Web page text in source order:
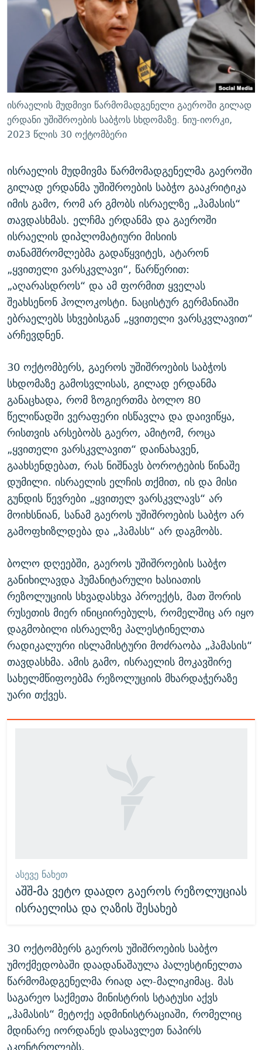
ᲛᲝᲚᲐᲞᲐᲠᲐᲙᲔ ᲢᲔᲥᲡᲢᲔᲑᲘ
ᲨᲘᲜ - ᲣᲪᲮᲝᲔᲗᲨᲘ
ᲚᲘᲢᲔᲠᲐᲢᲣᲠᲣᲚᲘ ᲬᲐᲮᲜᲐᲒᲔᲑᲘ
ᲐᲛᲔᲠᲘᲙᲣᲚᲘ ᲛᲝᲗᲮᲠᲝᲑᲐ
ᲘᲛᲞᲔᲠᲘᲐ ᲓᲐ ᲠᲐᲓᲘᲝ
ᲩᲔᲛᲘ ᲡᲘᲙᲕᲓᲘᲚᲘᲡ ᲛᲘᲖᲔᲖᲘᲐ COVID-19
11 ᲬᲔᲚᲘ - 11 ᲐᲛᲑᲐᲕᲘ
ᲡᲐᲞᲐᲠᲚᲐᲛᲔᲜᲢᲝ ᲐᲠᲩᲔᲕᲜᲔᲑᲘᲡ ᲘᲡᲢᲝᲠᲘᲐ
ᲑᲐᲕᲨᲕᲔᲑᲘ ᲞᲠᲝᲡᲢᲘᲢᲣᲪᲘᲐᲨᲘ - ᲐᲛᲝᲣᲗᲥᲛᲔᲚᲘ ᲐᲛᲑᲐᲕᲘ
5 ᲐᲛᲑᲐᲕᲘ - 20 ᲘᲕᲜᲘᲡᲡ ᲓᲐᲨᲐᲕᲔᲑᲣᲚᲔᲑᲘ
ᲐᲒᲕᲘᲡᲢᲝᲡ ᲝᲛᲘ
ПРИВЕТ ᲙᲣᲚᲢᲣᲠᲐ
ᲒᲐᲛᲝᲘᲬᲔᲠᲔ
რთე/რთ-ის ყველა საიტი
ისრაელის მუდმივი წარმომადგენელი გაეროში გილად
ერდანი უშიშროების საბჭოს სხდომაზე. ნიუ-იორკი,
2023 წლის 30 ოქტომბერი
ისრაელის მუდმივმა წარმომადგენელმა გაეროში
გილად ერდანმა უშიშროების საბჭო გააკრიტიკა
იმის გამო, რომ არ გმობს ისრაელზე „ჰამასის“
თავდასხმას. ელჩმა ერდანმა და გაეროში
ისრაელის დიპლომატიური მისიის
თანამშრომლებმა გადაწყვიტეს, ატარონ
„ყვითელი ვარსკვლავი“, წარწერით:
„აღარასდროს“ და ამ ფორმით ყველას
შეახსენონ ჰოლოკოსტი. ნაცისტურ გერმანიაში
ებრაელებს სხვებისგან „ყვითელი ვარსკვლავით“
არჩევდნენ.
30 ოქტომბერს, გაეროს უშიშროების საბჭოს
სხდომაზე გამოსვლისას, გილად ერდანმა
განაცხადა, რომ ზოგიერთმა ბოლო 80
წელიწადში ვერაფერი ისწავლა და დაივიწყა,
რისთვის არსებობს გაერო, ამიტომ, როცა
„ყვითელი ვარსკვლავით“ დაინახავენ,
გაახსენდებათ, რას ნიშნავს ბოროტების წინაშე
დუმილი. ისრაელის ელჩის თქმით, ის და მისი
გუნდის წევრები „ყვითელ ვარსკვლავს“ არ
მოიხსნიან, სანამ გაეროს უშიშროების საბჭო არ
გამოფხიზლდება და „ჰამასს“ არ დაგმობს.
ბოლო დღეებში, გაეროს უშიშროების საბჭო
განიხილავდა ჰუმანიტარული ხასიათის
რეზოლუციის სხვადასხვა პროექტს, მათ შორის
რუსეთის მიერ ინიციირებულს, რომელშიც არ იყო
დაგმობილი ისრაელზე პალესტინელთა
რადიკალური ისლამისტური მოძრაობა „ჰამასის“
თავდასხმა. ამის გამო, ისრაელის მოკავშირე
სახელმწიფოებმა რეზოლუციის მხარდაჭერაზე
უარი თქვეს.
ᲐᲡᲔᲕᲔ ᲜᲐᲮᲔᲗ
აშშ-მა ვეტო დაადო გაეროს რეზოლუციას
ისრაელისა და ღაზის შესახებ
30 ოქტომბერს გაეროს უშიშროების საბჭო
უმოქმედობაში დაადანაშაულა პალესტინელთა
წარმომადგენელმა რიად ალ-მალიკიმაც. მას
საგარეო საქმეთა მინისტრის სტატუსი აქვს
„ჰამასის“ მეტოქე ადმინისტრაციაში, რომელიც
მდინარე იორდანეს დასავლეთ ნაპირს